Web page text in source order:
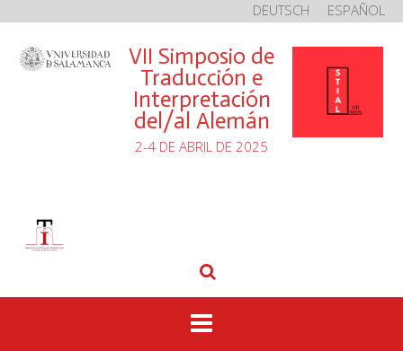
ESPAÑOL
DEUTSCH
contenido
VII Simposio de
Traducción e
Interpretación
del/al Alemán
2-4 DE ABRIL DE 2025